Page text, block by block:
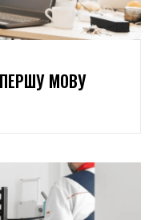
МОВУ